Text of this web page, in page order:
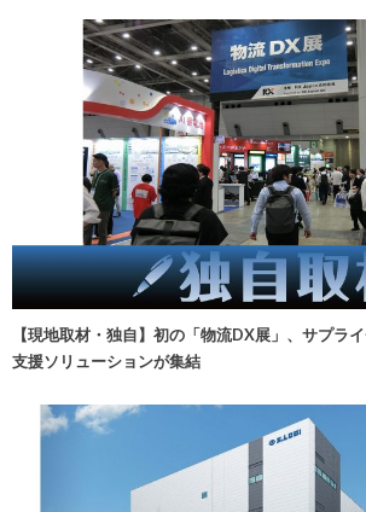
【現地取材・独自】初の「物流DX展」、サプラ
支援ソリューションが集結